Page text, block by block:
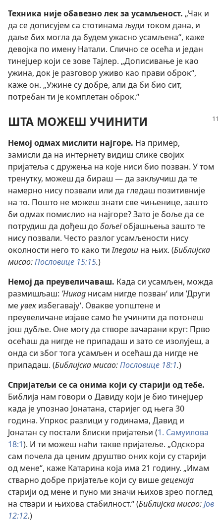
Техника није обавезно лек за усамљеност. „Чак и
да се дописујем са стотинама људи током дана, и
даље бих могла да будем ужасно усамљена“, каже
девојка по имену Натали. Слично се осећа и један
тинејџер који се зове Тајлер. „Дописивање је као
ужина, док је разговор уживо као прави оброк“,
каже он. „Ужине су добре, али да би био сит,
потребан ти је комплетан оброк.“
ШТА МОЖЕШ УЧИНИТИ
Немој одмах мислити најгоре. На пример,
замисли да на интернету видиш слике својих
пријатеља с дружења на које ниси био позван. У том
тренутку, можеш да бираш — да закључиш да те
намерно нису позвали или да гледаш позитивније
на то. Пошто не можеш знати све чињенице, зашто
би одмах помислио на најгоре? Зато је боље да се
потрудиш да дођеш до бољегобјашњења зашто те
нису позвали. Често разлог усамљености нису
околности него то како ти гледаш на њих. (Библијска
мисао:Пословице 15:15.)
Немој да преувеличаваш. Када си усамљен, можда
размишљаш: ’Никад нисам нигде позван‘ или ’Други
ме увекизбегавају‘. Овакве уопштене и
преувеличане изјаве само ће учинити да потонеш
још дубље. Оне могу да створе зачарани круг: Прво
осећаш да нигде не припадаш и зато се изолујеш, а
онда си због тога усамљен и осећаш да нигде не
припадаш. (Библијска мисао:Пословице 18:1.)
Спријатељи се са онима који су старији од тебе.
Библија нам говори о Давиду који је био тинејџер
када је упознао Јонатана, старијег од њега 30
година. Упркос разлици у годинама, Давид и
Јонатан су постали блиски пријатељи (1. Самуилова
18:1). И ти можеш наћи такве пријатеље. „Одскора
сам почела да ценим друштво оних који су старији
од мене“, каже Катарина која има 21 годину. „Имам
стварно добре пријатеље који су више деценија
старији од мене и пуно ми значи њихов зрео поглед
на ствари и њихова стабилност.“ (Библијска мисао:Јов
12:12.)